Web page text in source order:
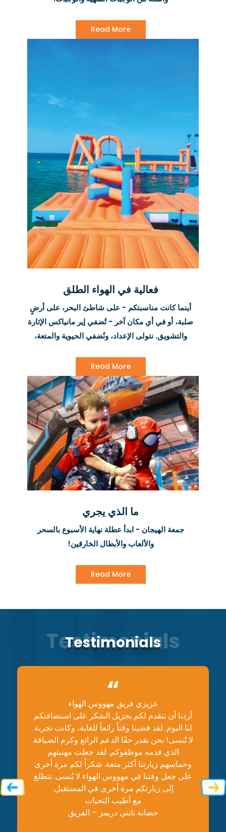
Read More
فعالية في الهواء الطلق
أينما كانت مناسبتكم - على شاطئ البحر، على أرضٍ
صلبة، أو في أي مكان آخر - تُضفي إير مانياكس الإثارة
والتشويق. نتولى الإعداد، ونُضفي الحيوية والمتعة،
Read More
ما الذي يجري
جمعة الهيجان - ابدأ عطلة نهاية الأسبوع بالسحر
والألعاب والأبطال الخارقين!
Read More
Testimonials
عزيزي فريق مهووس الهواء
أردنا أن نتقدم لكم بجزيل الشكر على استضافتكم
لنا اليوم. لقد قضينا وقتاً رائعاً للغاية، وكانت تجربة
لا تُنسى! نحن نقدر حقًا الدعم الرائع وكرم الضيافة
الذي قدمه موظفوكم. لقد جعلت مهنيتهم
وحماسهم زيارتنا أكثر متعة. شكراً لكم مرة أخرى
على جعل وقتنا في مهووس الهواء لا يُنسى. نتطلع
إلى زيارتكم مرة أخرى في المستقبل.
مع أطيب التحيات
حضانة تايني دريمز – الفريق